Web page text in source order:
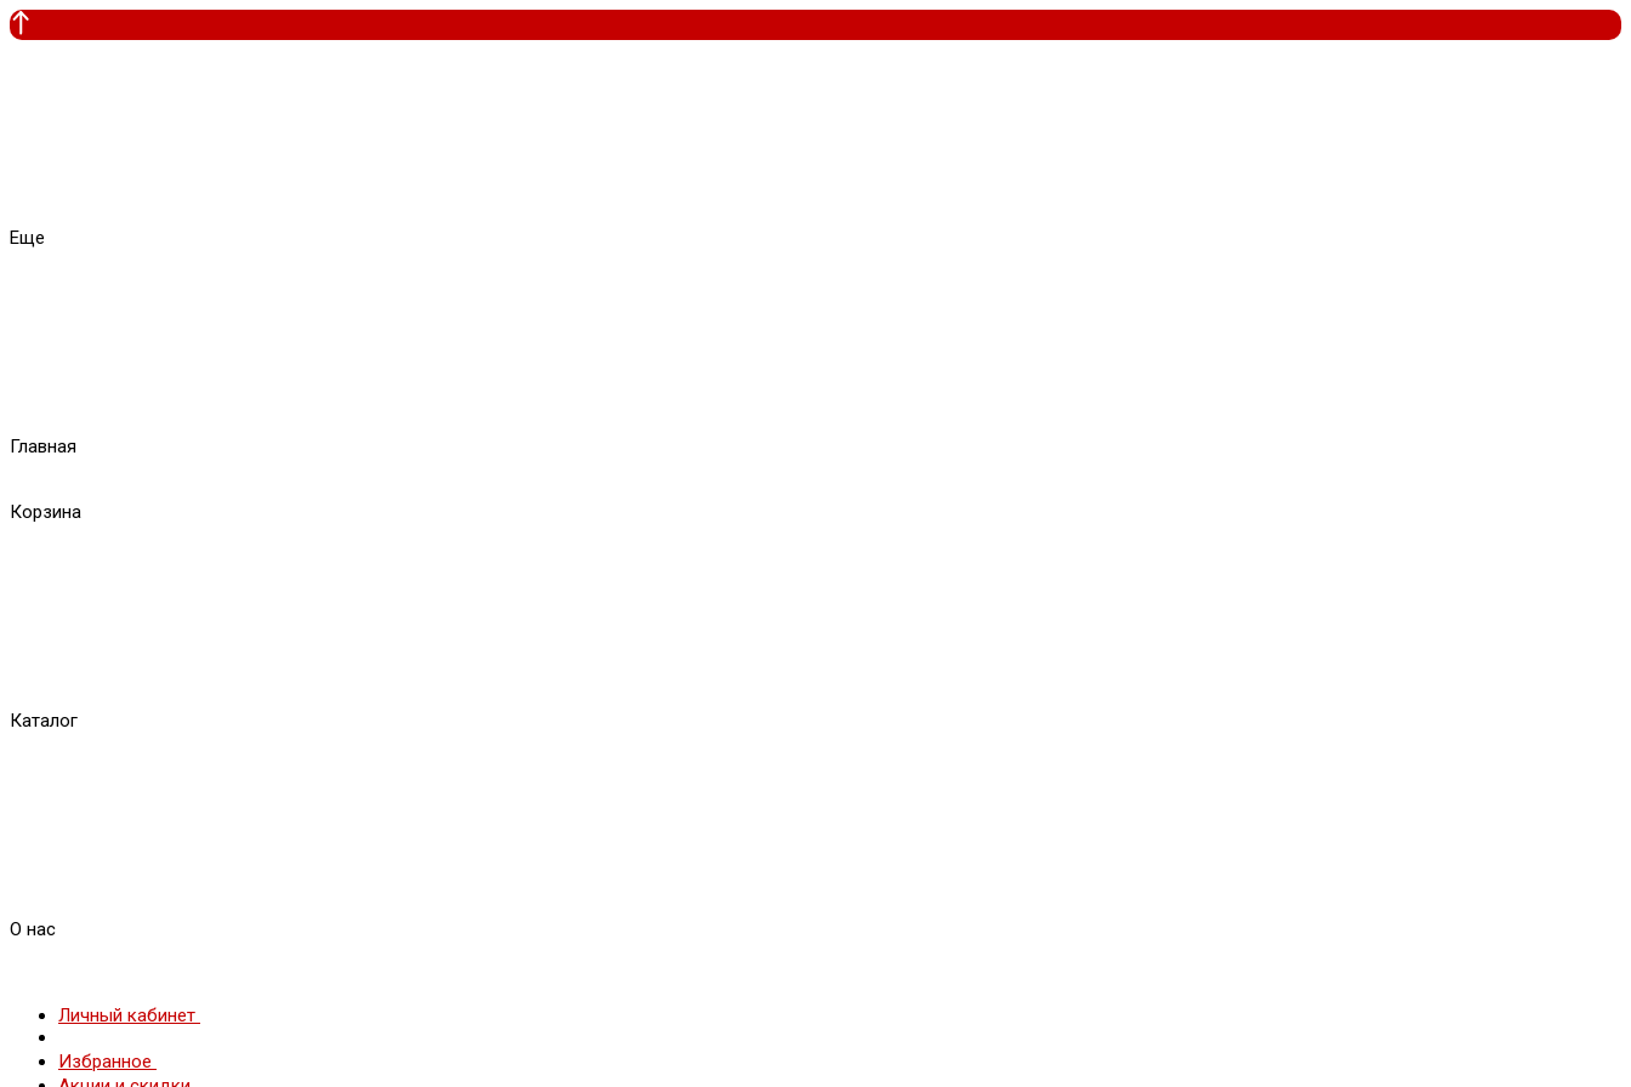
Еще
Главная
Корзина
Каталог
О нас
Личный кабинет
Избранное